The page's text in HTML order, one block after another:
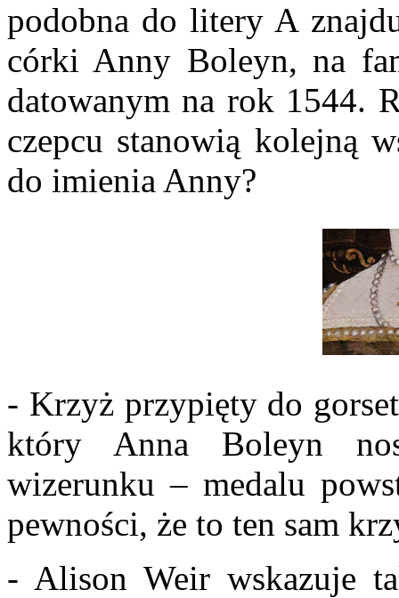
podobna do litery A
córki Anny Boleyn, na
datowanym na rok 1544.
czepcu stanowią kolejną
do imienia Anny?
- Krzyż przypięty do
który Anna Boleyn
wizerunku – medalu
pewności, że to ten sam
- Alison Weir wskazuje